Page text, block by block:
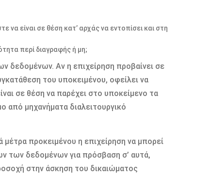
να είναι σε θέση κατ’ αρχάς να εντοπίσει και στη
περί διαγραφής ή μη;
δεδομένων. Αν η επιχείρηση προβαίνει σε
του υποκειμένου, οφείλει να
σε θέση να παρέχει στο υποκείμενο τα
από μηχανήματα διαλειτουργικό
μέτρα προκειμένου η επιχείρηση να μπορεί
των δεδομένων για πρόσβαση σ’ αυτά,
στην άσκηση του δικαιώματος